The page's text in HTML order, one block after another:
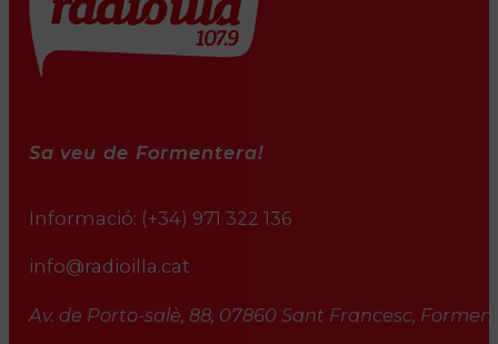
Sa veu de Formentera!
Informació: (+34) 971 322 136
info@radioilla.cat
Av. de Porto-salè, 88, 07860 Sant Francesc,